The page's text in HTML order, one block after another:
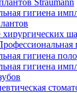
гигиена
хирургических
гигиена
гигиена